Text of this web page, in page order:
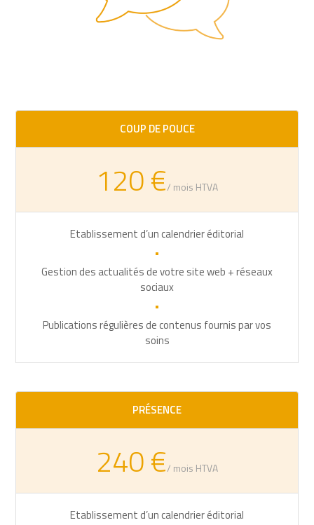
COUP DE POUCE
120 €/ mois HTVA
Etablissement d’un calendrier éditorial
•
Gestion des actualités de votre site web + réseaux
sociaux
•
Publications régulières de contenus fournis par vos
soins
PRÉSENCE
240 €/ mois HTVA
Etablissement d’un calendrier éditorial